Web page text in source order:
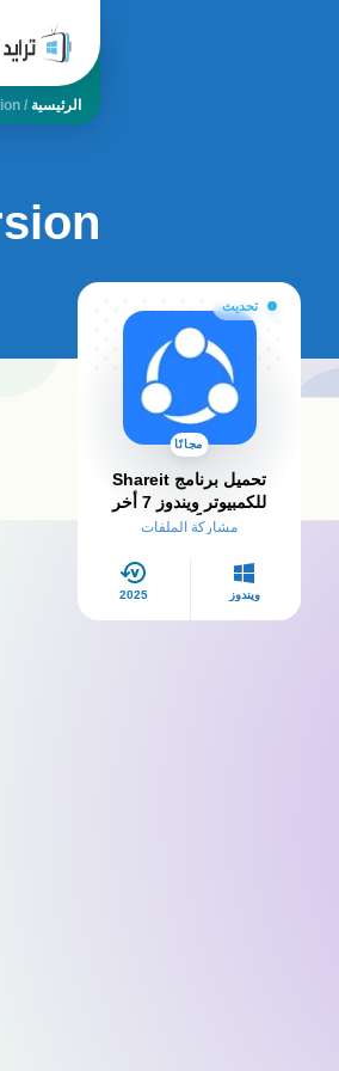
الرئيسية /
تحديث
مجانًا
تحميل برنامج Shareit
للكمبيوتر ويندوز 7 أخر
إصدار مجاناً – مفعل مدى
مشاركة الملفات
ويندوز 2025